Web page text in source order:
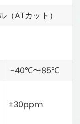
（ATカット）
-40℃〜85℃
±30ppm